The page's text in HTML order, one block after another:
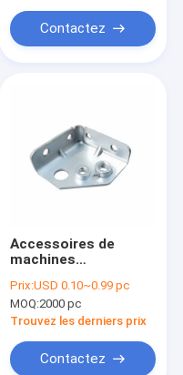
Contactez
Accessoires de
machines
d'estampage
fournissant des
pièces de fabrication
l'estampage
industriel et les
Prix:USD 0.10~0.99 pc
MOQ:2000 pc
Trouvez les derniers prix
Contactez